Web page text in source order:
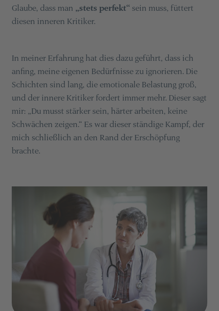
Glaube, dass man „stets perfekt“ sein muss, füttert
diesen inneren Kritiker.
In meiner Erfahrung hat dies dazu geführt, dass ich
anfing, meine eigenen Bedürfnisse zu ignorieren. Die
Schichten sind lang, die emotionale Belastung groß,
und der innere Kritiker fordert immer mehr. Dieser sagt
mir: „Du musst stärker sein, härter arbeiten, keine
Schwächen zeigen.“ Es war dieser ständige Kampf, der
mich schließlich an den Rand der Erschöpfung
brachte.